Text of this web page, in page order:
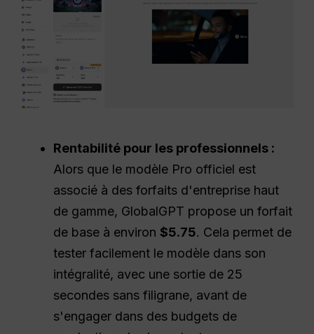
Rentabilité pour les professionnels :
Alors que le modèle Pro officiel est
associé à des forfaits d'entreprise haut
de gamme, GlobalGPT propose un forfait
de base à environ$5.75. Cela permet de
tester facilement le modèle dans son
intégralité, avec une sortie de 25
secondes sans filigrane, avant de
s'engager dans des budgets de